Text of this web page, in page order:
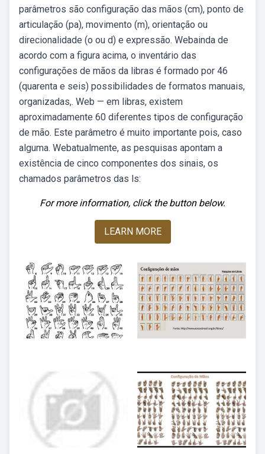
parâmetros são configuração das mãos (cm), ponto de
articulação (pa), movimento (m), orientação ou
direcionalidade (o ou d) e expressão. Webainda de
acordo com a figura acima, o inventário das
configurações de mãos da libras é formado por 46
(quarenta e seis) possibilidades de formatos manuais,
organizadas,. Web — em libras, existem
aproximadamente 60 diferentes tipos de configuração
de mão. Este parâmetro é muito importante pois, caso
alguma. Webatualmente, as pesquisas apontam a
existência de cinco componentes dos sinais, os
chamados parâmetros das ls:
For more information, click the button below.
LEARN MORE